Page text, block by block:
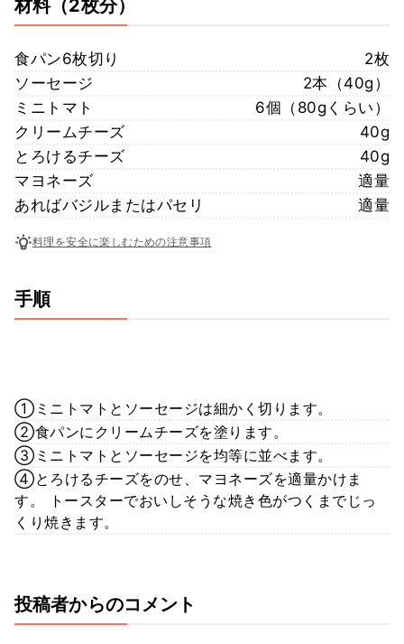
材料（2枚分）
食パン6枚切り
2枚
ソーセージ
2本（40g）
ミニトマト
6個（80gくらい）
クリームチーズ
40g
とろけるチーズ
40g
マヨネーズ
適量
あればバジルまたはパセリ
適量
料理を安全に楽しむための注意事項
手順
①ミニトマトとソーセージは細かく切ります。
②食パンにクリームチーズを塗ります。
③ミニトマトとソーセージを均等に並べます。
④とろけるチーズをのせ、マヨネーズを適量かけま
す。 トースターでおいしそうな焼き色がつくまでじっ
くり焼きます。
投稿者からのコメント